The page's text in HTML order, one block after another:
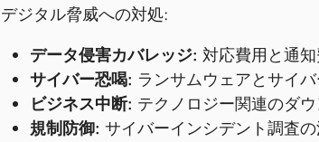
デジタル脅威への対処:
データ侵害カバレッジ: 対応費用と通
サイバー恐喝: ランサムウェアとサイ
ビジネス中断: テクノロジー関連のダ
規制防御: サイバーインシデント調査